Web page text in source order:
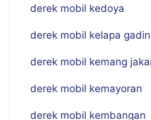
derek mobil kedoya
derek mobil kelapa
derek mobil kemang
derek mobil kemayoran
derek mobil kembangan